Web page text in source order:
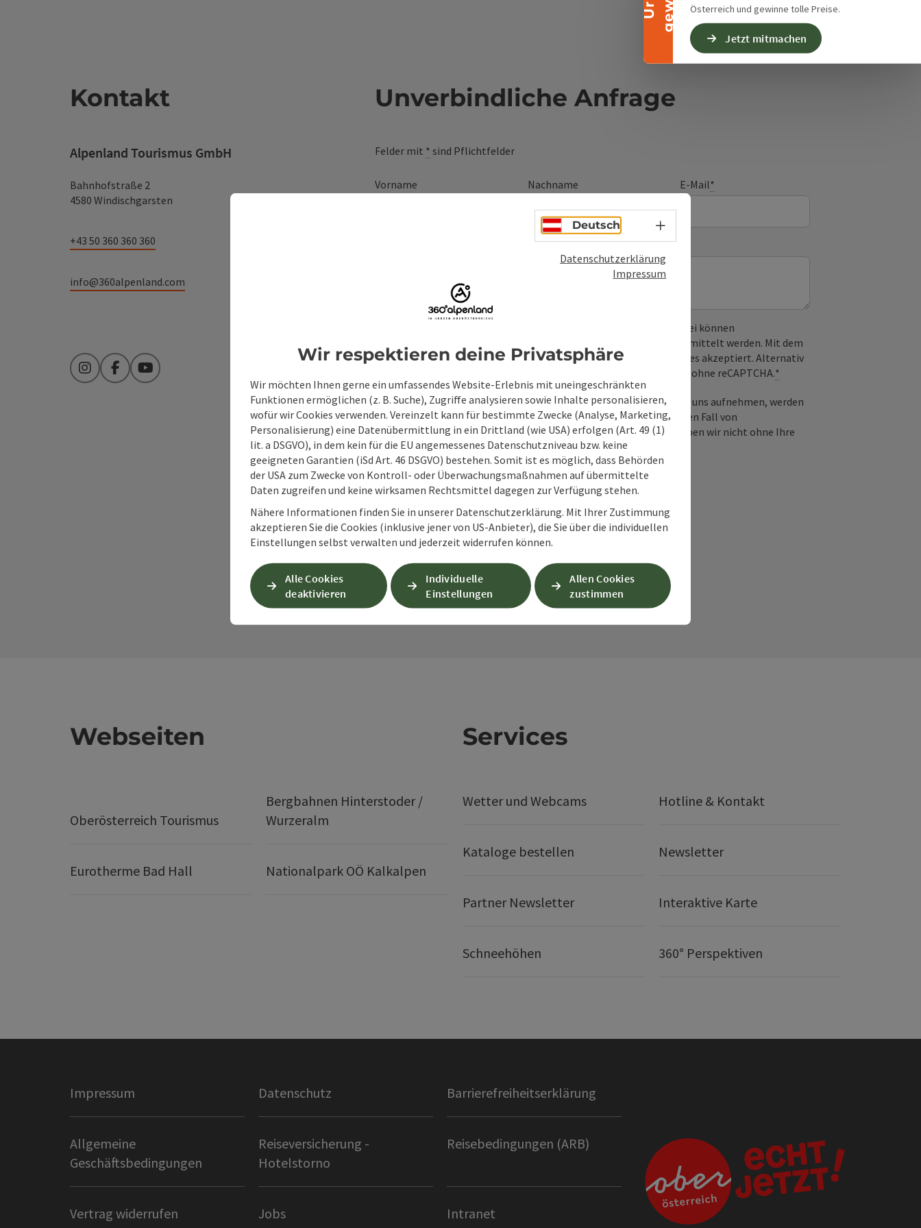
Österreich und gewinne tolle Preise.
Jetzt mitmachen
Kontakt
Alpenland Tourismus GmbH
Bahnhofstraße 2
4580 Windischgarsten
+43 50 360 360 360
info@360alpenland.com
InstagramFacebookYouTube
Unverbindliche Anfrage
Felder mit * sind Pflichtfelder
Vorname Nachname E-Mail*
Zum Schutz vor Spam wird Google reCAPTCHA verwendet. Dabei können
personenbezogene Daten (z. B. die IP-Adresse) an Google übermittelt werden. Mit dem
Absenden des Formulars werden die dafür erforderlichen Cookies akzeptiert. Alternativ
ist eine Kontaktaufnahme jederzeit per E-Mail möglich – ganz ohne reCAPTCHA.*
Wenn Sie per Formular auf der Website oder per E-Mail Kontakt mit uns aufnehmen, werden
Ihre angegebenen Daten zwecks Bearbeitung der Anfrage und für den Fall von
Anschlussfragen sechs Monate bei uns gespeichert. Diese Daten geben wir nicht ohne Ihre
Einwilligung weiter.
zur Datenschutzerklärung
Webseiten
Oberösterreich Tourismus
Bergbahnen Hinterstoder /
Wurzeralm
Eurotherme Bad Hall Nationalpark OÖ Kalkalpen
Services
Wetter und Webcams Hotline & Kontakt
Kataloge bestellen Newsletter
Partner Newsletter Interaktive Karte
Schneehöhen 360° Perspektiven
Impressum Datenschutz Barrierefreiheitserklärung
Allgemeine
Geschäftsbedingungen
Reiseversicherung -
Hotelstorno
Reisebedingungen (ARB)
Vertrag widerrufen Jobs Intranet
Deutsch Sprachwahl - Menü öffnen
Datenschutzerklärung
Impressum
Wir respektieren deine Privatsphäre
Wir möchten Ihnen gerne ein umfassendes Website-Erlebnis mit uneingeschränkten
Funktionen ermöglichen (z. B. Suche), Zugriffe analysieren sowie Inhalte personalisieren,
wofür wir Cookies verwenden. Vereinzelt kann für bestimmte Zwecke (Analyse, Marketing,
Personalisierung) eine Datenübermittlung in ein Drittland (wie USA) erfolgen (Art. 49 (1)
lit. a DSGVO), in dem kein für die EU angemessenes Datenschutzniveau bzw. keine
geeigneten Garantien (iSd Art. 46 DSGVO) bestehen. Somit ist es möglich, dass Behörden
der USA zum Zwecke von Kontroll- oder Überwachungsmaßnahmen auf übermittelte
Daten zugreifen und keine wirksamen Rechtsmittel dagegen zur Verfügung stehen.
Nähere Informationen finden Sie in unserer Datenschutzerklärung. Mit Ihrer Zustimmung
akzeptieren Sie die Cookies (inklusive jener von US-Anbieter), die Sie über die individuellen
Einstellungen selbst verwalten und jederzeit widerrufen können.
Alle Cookies
deaktivieren
Individuelle
Einstellungen
Allen Cookies
zustimmen